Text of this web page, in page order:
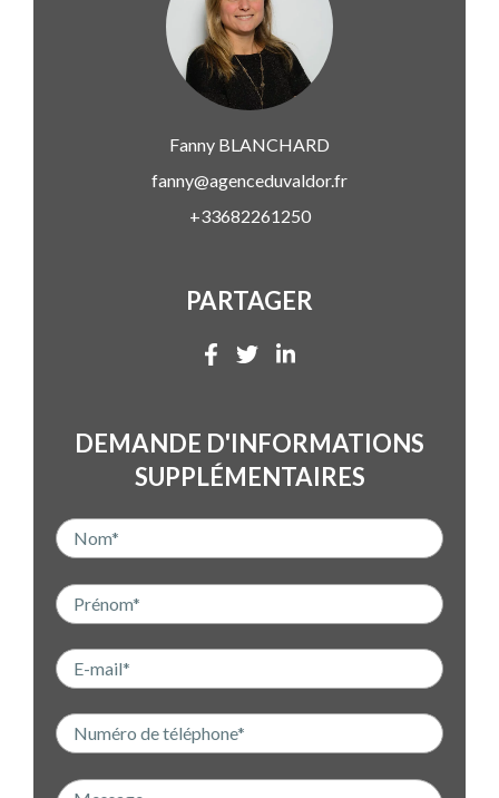
Fanny BLANCHARD
fanny@agenceduvaldor.fr
+33682261250
PARTAGER
DEMANDE D'INFORMATIONS
SUPPLÉMENTAIRES